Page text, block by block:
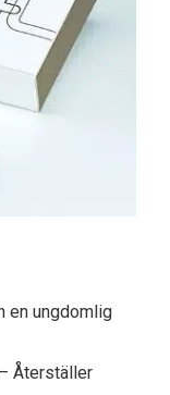
en ungdomlig
– Återställer